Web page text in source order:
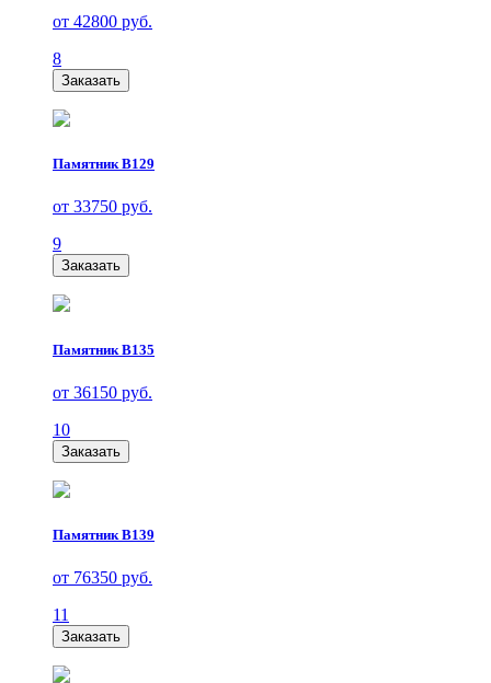
от 42800 руб.
8
Заказать
Памятник В129
от 33750 руб.
9
Заказать
Памятник В135
от 36150 руб.
10
Заказать
Памятник В139
от 76350 руб.
11
Заказать